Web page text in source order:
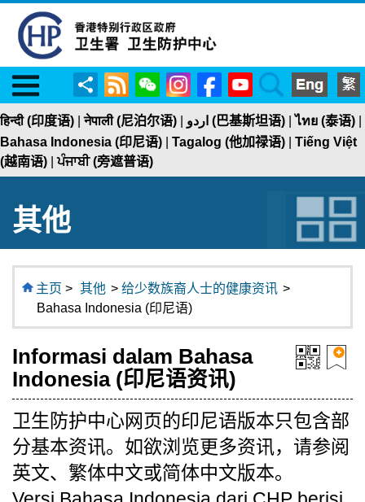
Menu
分
享
RSS WeChatInstagramFacebookYouTubeSearch
हिन्दी (印度语) |नेपाली (尼泊尔语) اردو (巴基斯坦语) |ไทย (泰语)
Bahasa Indonesia (印尼语)
Tagalog (他加禄语)
Tiếng Việt
(越南语) |ਪੰਜਾਬੀ (旁遮普语)
其他
主页 > 其他 > 给少数族裔人士的健康资讯 >
Bahasa Indonesia (印尼语)
Informasi dalam Bahasa
Indonesia (印尼语资讯)
卫生防护中心网页的印尼语版本只包含部
分基本资讯。如欲浏览更多资讯，请参阅
英文、繁体中文或简体中文版本。